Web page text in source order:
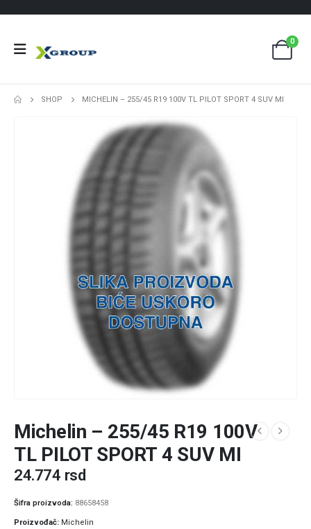
0
SHOP MICHELIN – 255/45 R19 100V TL PILOT SPORT 4 SUV MI
Michelin – 255/45 R19 100V
TL PILOT SPORT 4 SUV MI
24.774 rsd
Šifra proizvoda: 88658458
Proizvođač Michelin